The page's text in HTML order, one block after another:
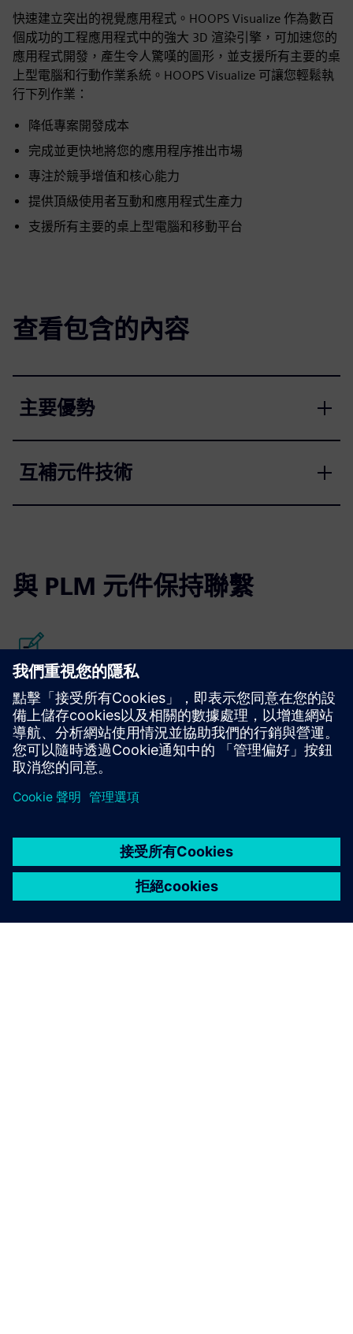
快速建立突出的視覺應用程式。HOOPS Visualize 作為數百
個成功的工程應用程式中的強大 3D 渲染引擎，可加速您的
應用程式開發，產生令人驚嘆的圖形，並支援所有主要的桌
上型電腦和行動作業系統。HOOPS Visualize 可讓您輕鬆執
行下列作業：
降低專案開發成本
完成並更快地將您的應用程序推出市場
專注於競爭增值和核心能力
提供頂級使用者互動和應用程式生產力
支援所有主要的桌上型電腦和移動平台
查看包含的內容
主要優勢
互補元件技術
與 PLM 元件保持聯繫
閱讀部落格
獲得 PLM 元件和一般 PLM 市場的新觀點。
造訪 PLM 元件部落格